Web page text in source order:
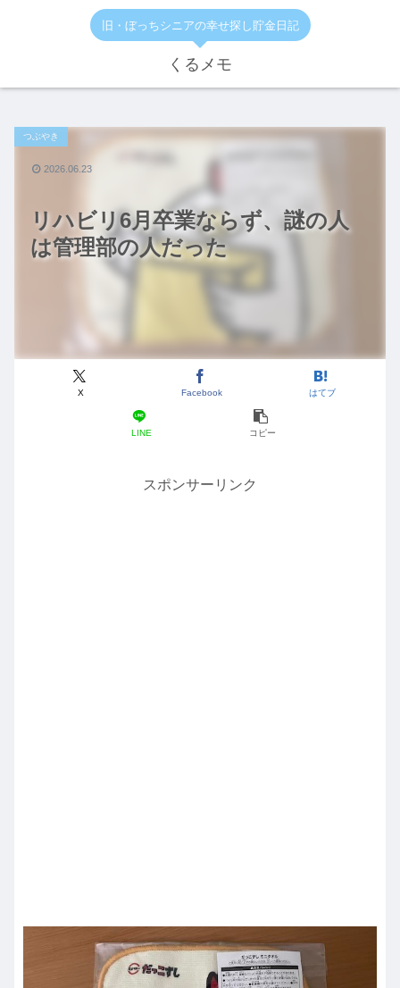
旧・ぼっちシニアの幸せ探し貯金日記
くるメモ
リハビリ6月卒業ならず、謎の人
は管理部の人だった
つぶやき
X Facebook はてブ
LINE コピー
2026.06.23
スポンサーリンク